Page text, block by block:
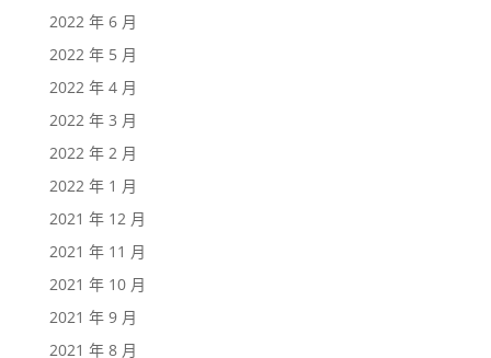
2022 年 6 月
2022 年 5 月
2022 年 4 月
2022 年 3 月
2022 年 2 月
2022 年 1 月
2021 年 12 月
2021 年 11 月
2021 年 10 月
2021 年 9 月
2021 年 8 月